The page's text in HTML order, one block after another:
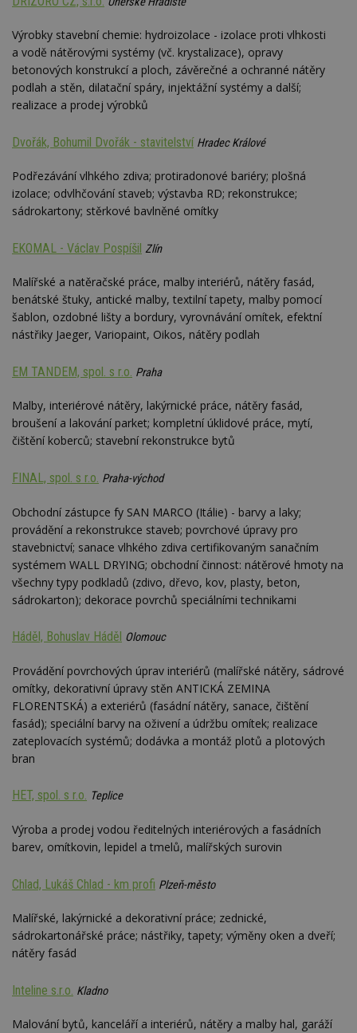
Výrobky stavební chemie: hydroizolace - izolace proti vlhkosti
a vodě nátěrovými systémy (vč. krystalizace), opravy
betonových konstrukcí a ploch, závěrečné a ochranné nátěry
podlah a stěn, dilatační spáry, injektážní systémy a další;
realizace a prodej výrobků
Dvořák, Bohumil Dvořák - stavitelství Hradec Králové
Podřezávání vlhkého zdiva; protiradonové bariéry; plošná
izolace; odvlhčování staveb; výstavba RD; rekonstrukce;
sádrokartony; stěrkové bavlněné omítky
EKOMAL - Václav Pospíšil Zlín
Malířské a natěračské práce, malby interiérů, nátěry fasád,
benátské štuky, antické malby, textilní tapety, malby pomocí
šablon, ozdobné lišty a bordury, vyrovnávání omítek, efektní
nástřiky Jaeger, Variopaint, Oikos, nátěry podlah
EM TANDEM, spol. s r.o. Praha
Malby, interiérové nátěry, lakýrnické práce, nátěry fasád,
broušení a lakování parket; kompletní úklidové práce, mytí,
čištění koberců; stavební rekonstrukce bytů
FINAL, spol. s r.o. Praha-východ
Obchodní zástupce fy SAN MARCO (Itálie) - barvy a laky;
provádění a rekonstrukce staveb; povrchové úpravy pro
stavebnictví; sanace vlhkého zdiva certifikovaným sanačním
systémem WALL DRYING; obchodní činnost: nátěrové hmoty na
všechny typy podkladů (zdivo, dřevo, kov, plasty, beton,
sádrokarton); dekorace povrchů speciálními technikami
Háděl, Bohuslav Háděl Olomouc
Provádění povrchových úprav interiérů (malířské nátěry, sádrové
omítky, dekorativní úpravy stěn ANTICKÁ ZEMINA
FLORENTSKÁ) a exteriérů (fasádní nátěry, sanace, čištění
fasád); speciální barvy na oživení a údržbu omítek; realizace
zateplovacích systémů; dodávka a montáž plotů a plotových
bran
HET, spol. s r.o. Teplice
Výroba a prodej vodou ředitelných interiérových a fasádních
barev, omítkovin, lepidel a tmelů, malířských surovin
Chlad, Lukáš Chlad - km profi Plzeň-město
Malířské, lakýrnické a dekorativní práce; zednické,
sádrokartonářské práce; nástřiky, tapety; výměny oken a dveří;
nátěry fasád
Inteline s.r.o. Kladno
Malování bytů, kanceláří a interiérů, nátěry a malby hal, garáží